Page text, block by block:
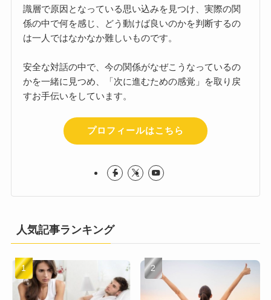
識層で原因となっている思い込みを見つけ、実際の関
係の中で何を感じ、どう動けば良いのかを判断するの
は一人ではなかなか難しいものです。
安全な対話の中で、今の関係がなぜこうなっているの
かを一緒に見つめ、「次に進むための感覚」を取り戻
すお手伝いをしています。
プロフィールはこちら
人気記事ランキング